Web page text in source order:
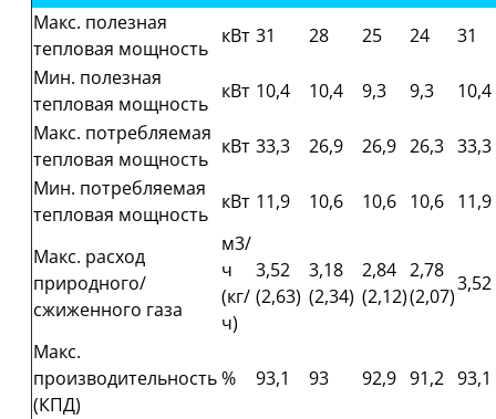
Макс. полезная
тепловая мощность
кВт 31 28 25 24
31
Мин. полезная
тепловая мощность
кВт 10,4 10,4 9,3 9,3
10,4
Макс. потребляемая
тепловая мощность
кВт 33,3 26,9 26,9 26,3 33,3
Мин. потребляемая
тепловая мощность
кВт 11,9 10,6 10,6 10,6 11,9
Макс. расход
природного/
сжиженного газа
м3/
ч
(кг/
ч)
3,52
(2,63)
3,18
(2,34)
2,84
(2,12)
2,78
(2,07)
3,52
Макс.
производительность
(КПД)
% 93,1 93 92,9 91,2 93,1